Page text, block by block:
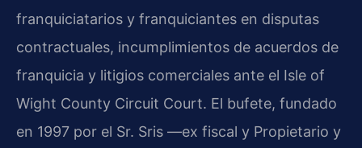
franquiciatarios y franquiciantes en disputas
contractuales, incumplimientos de acuerdos de
franquicia y litigios comerciales ante el Isle of
Wight County Circuit Court. El bufete, fundado
en 1997 por el Sr. Sris —ex fiscal y Propietario y